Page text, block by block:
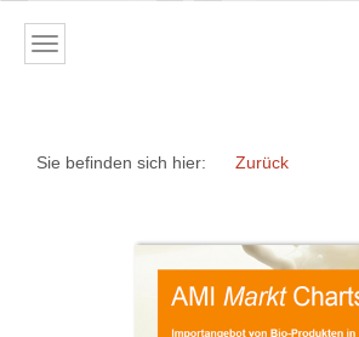
Sie befinden sich hier: Zurück